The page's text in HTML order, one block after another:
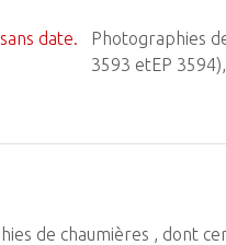
Photographies
3593 etEP
de chaumières , dont